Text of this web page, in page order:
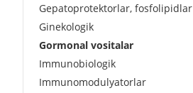
Gepatoprotektorlar, fosfolipidlar
Ginekologik
Gormonal vositalar
Immunobiologik
Immunomodulyatorlar